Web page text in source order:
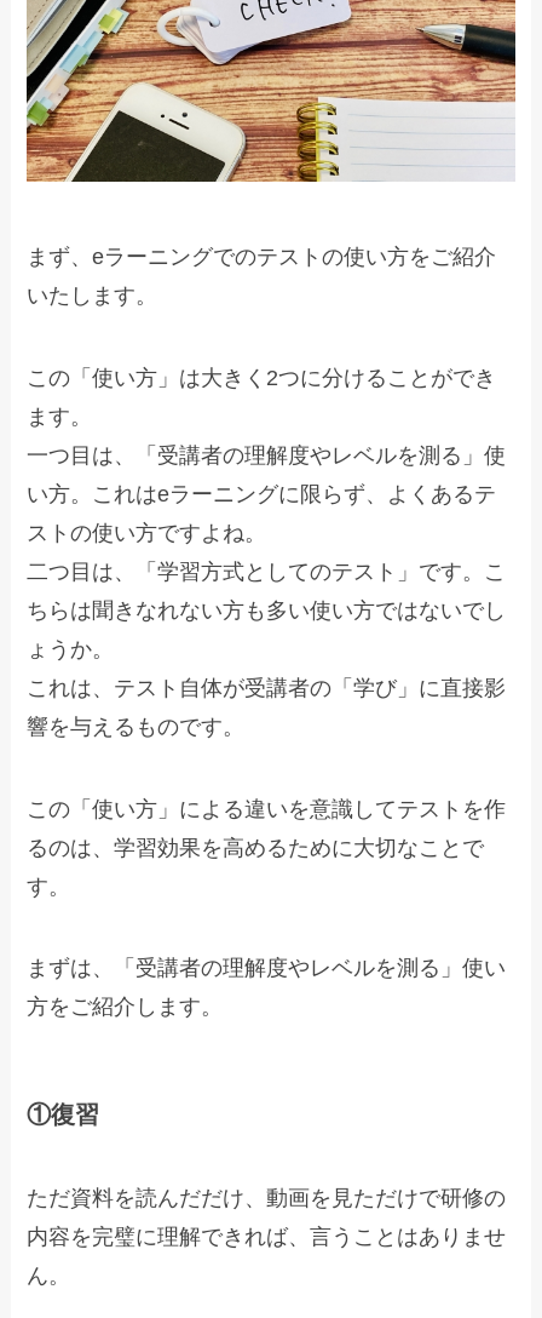
まず、eラーニングでのテストの使い方をご紹介
いたします。
この「使い方」は大きく2つに分けることができ
ます。
一つ目は、「受講者の理解度やレベルを測る」使
い方。これはeラーニングに限らず、よくあるテ
ストの使い方ですよね。
二つ目は、「学習方式としてのテスト」です。こ
ちらは聞きなれない方も多い使い方ではないでし
ょうか。
これは、テスト自体が受講者の「学び」に直接影
響を与えるものです。
この「使い方」による違いを意識してテストを作
るのは、学習効果を高めるために大切なことで
す。
まずは、「受講者の理解度やレベルを測る」使い
方をご紹介します。
①復習
ただ資料を読んだだけ、動画を見ただけで研修の
内容を完璧に理解できれば、言うことはありませ
ん。